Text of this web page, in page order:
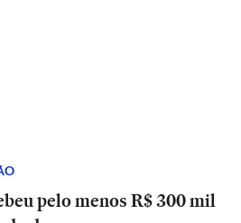
pelo menos R$ 300 mil